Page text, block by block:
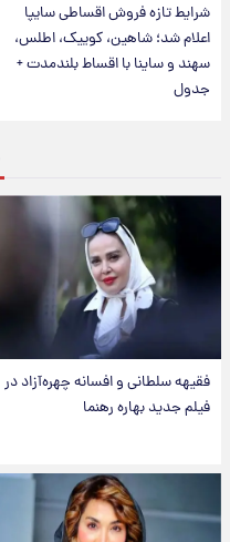
شرایط تازه فروش اقساطی سایپا
اعلام شد؛ شاهین، کوییک، اطلس،
سهند و ساینا با اقساط بلندمدت +
جدول
فقیهه سلطانی و افسانه چهره‌آزاد در
فیلم جدید بهاره رهنما